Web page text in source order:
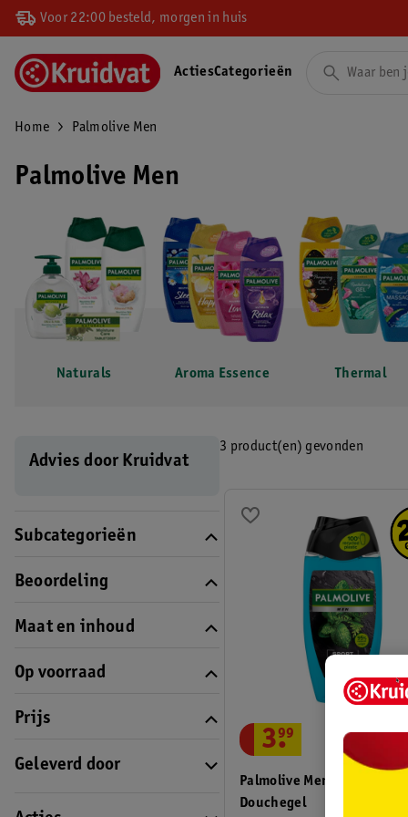
Voor 22:00 besteld, morgen in huis
ActiesCategorieën
Home Palmolive Men
Palmolive Men
Naturals Aroma Essence Thermal
Advies door Kruidvat
Subcategorieën
Beoordeling
Maat en inhoud
Op voorraad
Prijs
Geleverd door
3 product(en) gevonden
Palmolive Men Sport 3-In-1
Douchegel
3.
99